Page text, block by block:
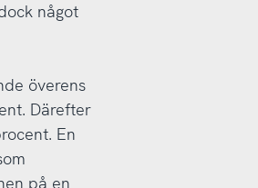
något
överens
Därefter
En
på en